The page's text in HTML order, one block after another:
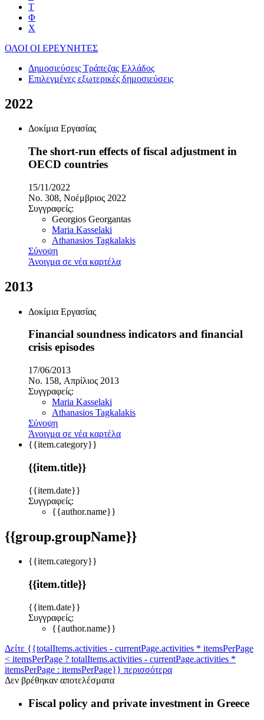
Τ
Φ
Χ
ΟΛΟΙ ΟΙ ΕΡΕΥΝΗΤΕΣ
Δημοσιεύσεις Τράπεζας Ελλάδος
Επιλεγμένες εξωτερικές δημοσιεύσεις
2022
Δοκίμια Εργασίας
The short-run effects of fiscal adjustment in
OECD countries
15/11/2022
No. 308, Νοέμβριος 2022
Συγγραφείς:
Georgios Georgantas
Maria Kasselaki
Athanasios Tagkalakis
Σύνοψη
Άνοιγμα σε νέα καρτέλα
2013
Δοκίμια Εργασίας
Financial soundness indicators and financial
crisis episodes
17/06/2013
No. 158, Απρίλιος 2013
Συγγραφείς:
Maria Kasselaki
Athanasios Tagkalakis
Σύνοψη
Άνοιγμα σε νέα καρτέλα
{{item.category}}
{{item.title}}
{{item.date}}
Συγγραφείς:
{{author.name}}
{{group.groupName}}
{{item.category}}
{{item.title}}
{{item.date}}
Συγγραφείς:
{{author.name}}
Δείτε {{totalItems.activities - currentPage.activities * itemsPerPage
< itemsPerPage ? totalItems.activities - currentPage.activities *
itemsPerPage : itemsPerPage}} περισσότερα
Δεν βρέθηκαν αποτελέσματα
Fiscal policy and private investment in Greece